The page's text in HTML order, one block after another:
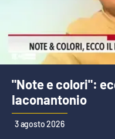
"Note e colori":
Iaconantonio
3 agosto 2026